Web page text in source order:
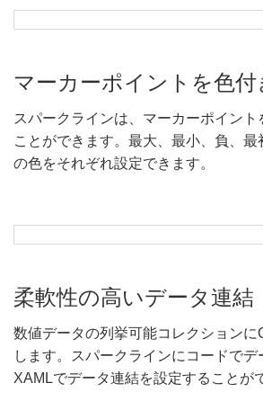
マーカーポイントを色付
スパークラインは、マーカーポイント
ことができます。最大、最小、負、最
の色をそれぞれ設定できます。
柔軟性の高いデータ連結
数値データの列挙可能コレクション
します。スパークラインにコードでデ
XAMLでデータ連結を設定することが